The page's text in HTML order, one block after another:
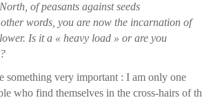
of peasants against seeds
words, you are now the incarnation of
Is it a « heavy load » or are you
something very important : I am only one
who find themselves in the cross-hairs of